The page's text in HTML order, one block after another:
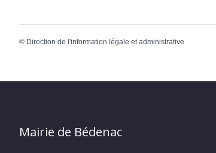
© Direction de l'information légale et administrative
Mairie de Bédenac